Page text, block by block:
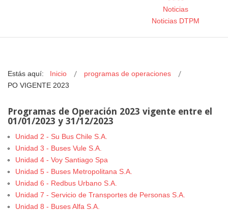
Noticias
Noticias DTPM
Estás aquí: Inicio
programas de operaciones
PO VIGENTE 2023
Programas de Operación 2023 vigente entre el
01/01/2023 y 31/12/2023
Unidad 2 - Su Bus Chile S.A.
Unidad 3 - Buses Vule S.A.
Unidad 4 - Voy Santiago Spa
Unidad 5 - Buses Metropolitana S.A.
Unidad 6 - Redbus Urbano S.A.
Unidad 7 - Servicio de Transportes de Personas S.A.
Unidad 8 - Buses Alfa S.A.